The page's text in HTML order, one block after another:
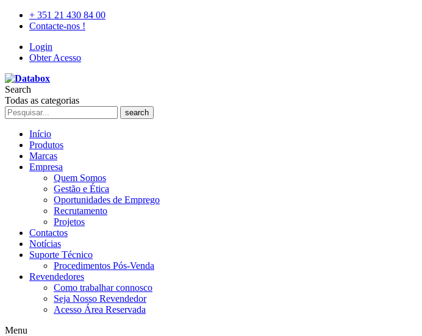
+ 351 21 430 84 00
Contacte-nos !
Login
Obter Acesso
Search
Todas as categorias
search
Início
Produtos
Marcas
Empresa
Quem Somos
Gestão e Ética
Oportunidades de Emprego
Recrutamento
Projetos
Contactos
Notícias
Suporte Técnico
Procedimentos Pós-Venda
Revendedores
Como trabalhar connosco
Seja Nosso Revendedor
Acesso Área Reservada
Menu